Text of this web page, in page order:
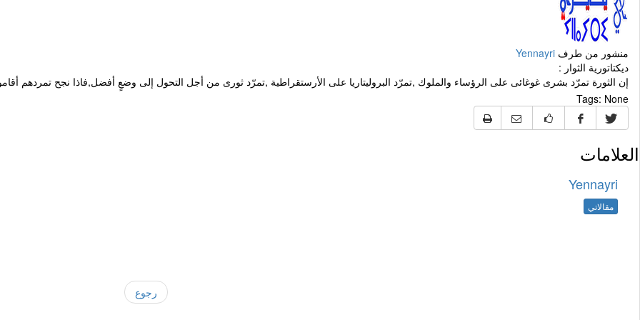
منشور من طرف Yennayri
ديكتاتورية الثوار :
إن الثورة تمرّد بشرى غوغائى على الرؤساء والملوك ,تمرّد البروليتاريا على الأرستقراطية ,تمرّد ثورى من أجل التحول إلى وضعٍ أفضل,فاذا نجح تمردهم
Tags: None
العلامات
Yennayri
مقالاتي
رجوع